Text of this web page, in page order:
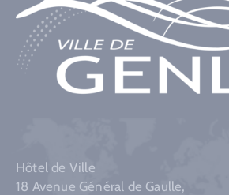
Hôtel de Ville
18 Avenue Général de Gaulle,